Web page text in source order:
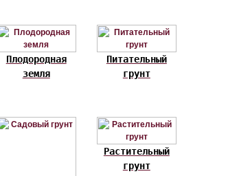
Плодородная
земля
Питательный
грунт
Растительный
грунт